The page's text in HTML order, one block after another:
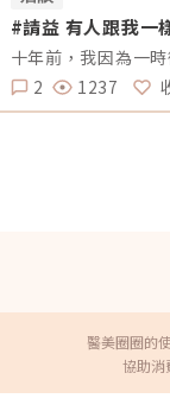
#請益 有人跟我一
2
1237
醫美圈圈的
協助消